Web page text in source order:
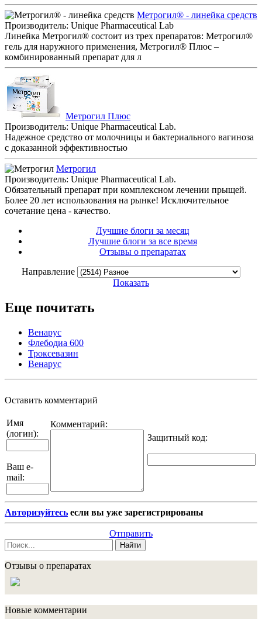
Метрогил® - линейка средств
Производитель: Unique Pharmaceutical Lab
Линейка Метрогил® состоит из трех препаратов: Метрогил®
гель для наружного применения, Метрогил® Плюс –
комбинированный препарат для л
Метрогил Плюс
Производитель: Unique Pharmaceutical Lab.
Надежное средство от молочницы и бактериального вагиноза
с доказанной эффективностью
Метрогил
Производитель: Unique Pharmaceutical Lab.
Обязательный препарат при комплексном лечении прыщей.
Более 20 лет использования на рынке! Исключительное
сочетание цена - качество.
Лучшие блоги за месяц
Лучшие блоги за все время
Отзывы о препаратах
Направление
Показать
Еще почитать
Венарус
Флебодиа 600
Троксевазин
Венарус
Оставить комментарий
Имя
(логин):
Ваш e-
mail:
Комментарий:
Защитный код:
Авторизуйтесь если вы уже зарегистрированы
Отправить
Найти
Отзывы о препаратах
Новые комментарии